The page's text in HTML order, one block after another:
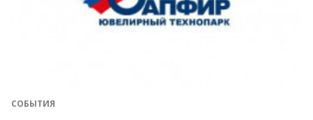
СОБЫТИЯ